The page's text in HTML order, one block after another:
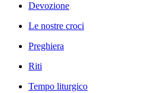
Devozione
Le nostre croci
Preghiera
Riti
Tempo liturgico